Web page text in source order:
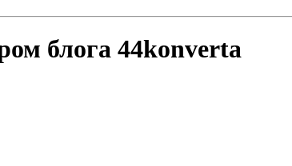
блога 44konverta